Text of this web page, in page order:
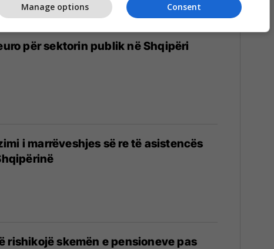
për sektorin publik në Shqipëri
i marrëveshjes së re të asistencës
rishikojë skemën e pensioneve pas
Consent
Manage options